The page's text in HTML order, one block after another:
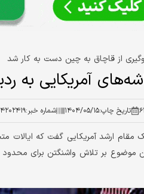
از قاچاق به چین دست به کار شد
آمریکایی به
تاریخ چاپ:۱۴۰۴/۰۵/۱۵ شماره خبر:۴۲۰۲۴۱۹
مقام ارشد آمریکایی گفت که ایالات
موضوع بر تلاش واشنگتن برای